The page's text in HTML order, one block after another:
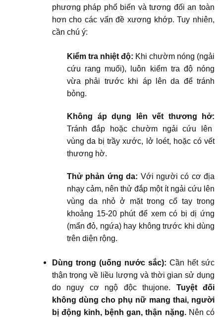
phương pháp phổ biến và tương đối an toàn
hơn cho các vấn đề xương khớp. Tuy nhiên,
cần chú ý:
Kiểm tra nhiệt độ: Khi chườm nóng (ngải
cứu rang muối), luôn kiểm tra độ nóng
vừa phải trước khi áp lên da để tránh
bỏng.
Không áp dụng lên vết thương hở:
Tránh đắp hoặc chườm ngải cứu lên
vùng da bị trầy xước, lở loét, hoặc có vết
thương hờ.
Thử phản ứng da: Với người có cơ địa
nhạy cảm, nên thử đắp một ít ngải cứu lên
vùng da nhỏ ở mặt trong cổ tay trong
khoảng 15-20 phút để xem có bị dị ứng
(mẩn đỏ, ngứa) hay không trước khi dùng
trên diện rộng.
Dùng trong (uống nước sắc): Cần hết sức
thận trọng về liều lượng và thời gian sử dụng
do nguy cơ ngộ độc thujone. Tuyệt đối
không dùng cho phụ nữ mang thai, người
bị động kinh, bệnh gan, thận nặng.Nên có